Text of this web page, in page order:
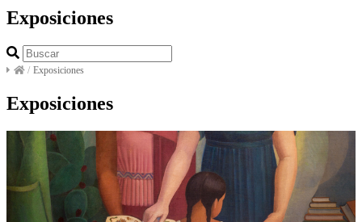
Exposiciones
/ Exposiciones
Exposiciones